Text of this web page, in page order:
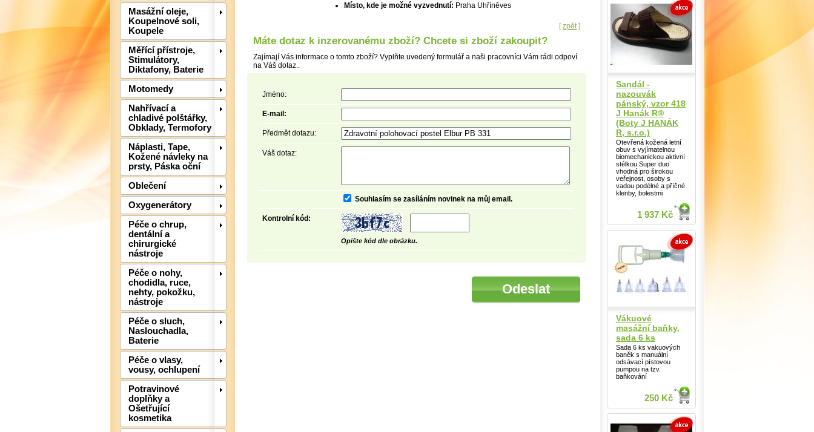
Masážní oleje,
Koupelnové soli,
Koupele
Měřící přístroje,
Stimulátory,
Diktafony, Baterie
Motomedy
Nahřívací a
chladivé polštářky,
Obklady, Termofory
Náplasti, Tape,
Kožené návleky na
prsty, Páska oční
Oblečení
Oxygenerátory
Péče o chrup,
dentální a
chirurgické
nástroje
Péče o nohy,
chodidla, ruce,
nehty, pokožku,
nástroje
Péče o sluch,
Naslouchadla,
Baterie
Péče o vlasy,
vousy, ochlupení
Potravinové
doplňky a
Ošetřující
kosmetika
Místo, kde je možné vyzvednutí: Praha Uhříněves
[zpět]
Máte dotaz k inzerovanému zboží? Chcete si zboží zakoupit?
Zajímají Vás informace o tomto zboží? Vyplňte uvedený formulář a naši pracovníci Vám rádi odpoví
na Váš dotaz..
Jméno:
E-mail:
Předmět dotazu:
Váš dotaz:
Souhlasím se zasíláním novinek na můj email.
Kontrolní kód:
Opište kód dle obrázku.
Sandál -
nazouvák
pánský, vzor 418
J Hanák R®
(Boty J HANÁK
R, s.r.o.)
Otevřená kožená letní
obuv s vyjímatelnou
biomechanickou aktivní
stélkou Super duo
vhodná pro širokou
veřejnost, osoby s
vadou podélné a příčné
klenby, bolestmi
1 937 Kč
Vákuové
masážní baňky,
sada 6 ks
Sada 6 ks vakuových
baněk s manuální
odsávací pístovou
pumpou na tzv.
baňkování
250 Kč